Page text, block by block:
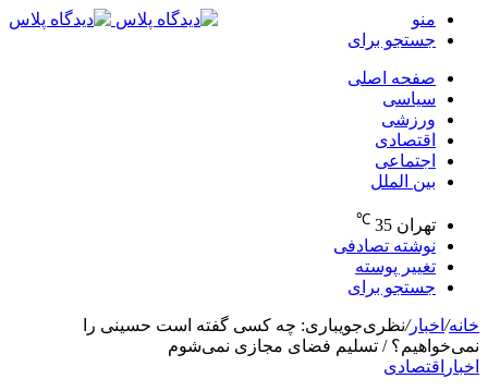
منو
جستجو برای
صفحه اصلی
سیاسی
ورزشی
اقتصادی
اجتماعی
بین الملل
تهران 35
℃
نوشته تصادفی
تغییر پوسته
جستجو برای
خانه/ اخبار/نظری‌جویباری: چه کسی گفته است حسینی را
نمی‌خواهیم؟ / تسلیم فضای مجازی نمی‌شوم
اخبار اقتصادی